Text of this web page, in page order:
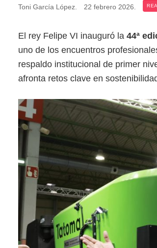
Toni García López. 22 febrero 2026.
El rey Felipe VI inauguró la 44ª
uno de los encuentros
respaldo institucional de primer
afronta retos clave en